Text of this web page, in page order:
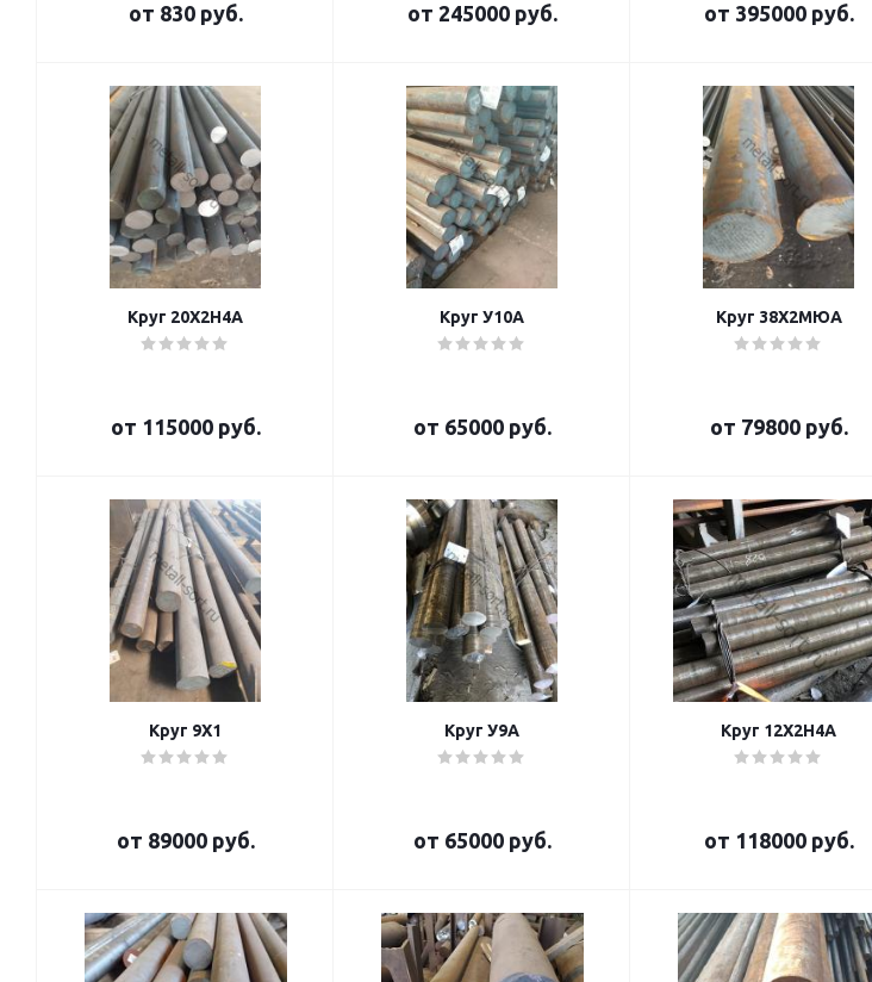
от 830 руб. от 245000 руб. от 395000 руб.
Круг 20Х2Н4А
от 115000 руб.
Круг У10А
от 65000 руб.
Круг 38Х2МЮА
от 79800 руб.
Круг 9Х1
от 89000 руб.
Круг У9А
от 65000 руб.
Круг 12Х2Н4А
от 118000 руб.